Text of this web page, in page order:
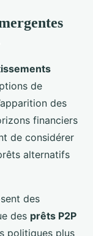
de
des
financiers
de considérer
alternatifs
des
des prêts P2P
politiques plus